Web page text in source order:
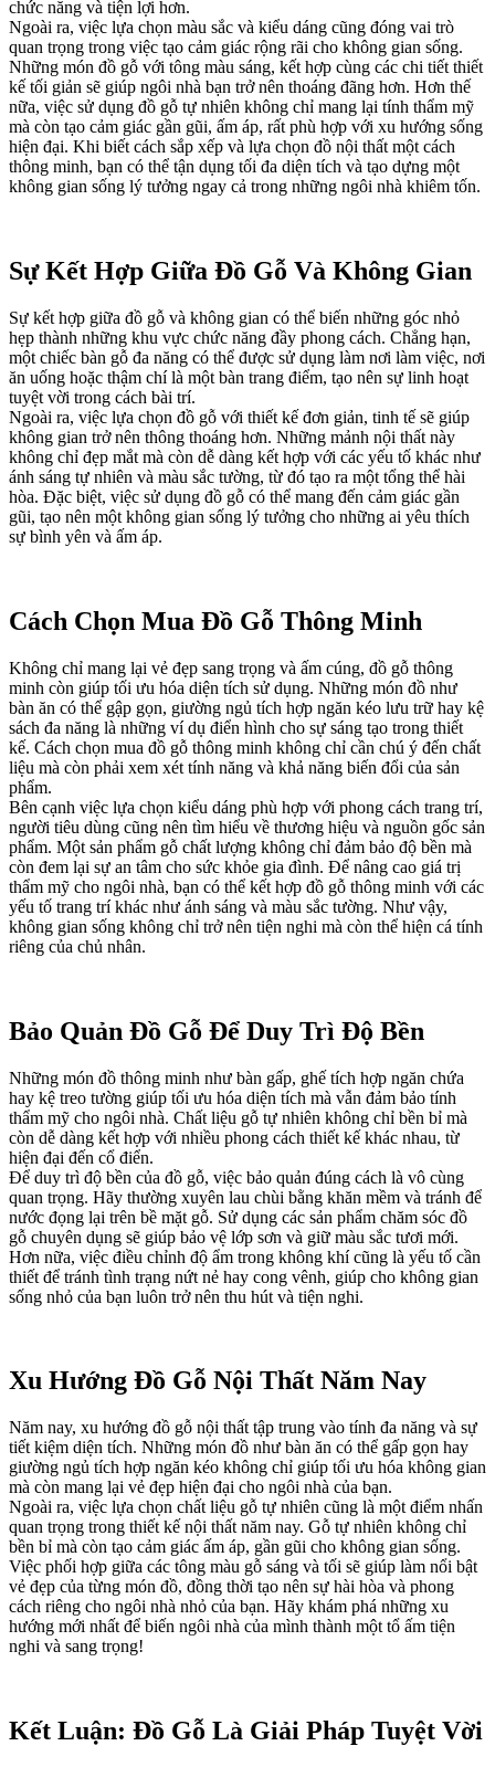
chức năng và tiện lợi hơn.
Ngoài ra, việc lựa chọn màu sắc và kiểu dáng cũng đóng vai trò
quan trọng trong việc tạo cảm giác rộng rãi cho không gian sống.
Những món đồ gỗ với tông màu sáng, kết hợp cùng các chi tiết thiết
kế tối giản sẽ giúp ngôi nhà bạn trở nên thoáng đãng hơn. Hơn thế
nữa, việc sử dụng đồ gỗ tự nhiên không chỉ mang lại tính thẩm mỹ
mà còn tạo cảm giác gần gũi, ấm áp, rất phù hợp với xu hướng sống
hiện đại. Khi biết cách sắp xếp và lựa chọn đồ nội thất một cách
thông minh, bạn có thể tận dụng tối đa diện tích và tạo dựng một
không gian sống lý tưởng ngay cả trong những ngôi nhà khiêm tốn.
Sự Kết Hợp Giữa Đồ Gỗ Và Không Gian
Sự kết hợp giữa đồ gỗ và không gian có thể biến những góc nhỏ
hẹp thành những khu vực chức năng đầy phong cách. Chẳng hạn,
một chiếc bàn gỗ đa năng có thể được sử dụng làm nơi làm việc, nơi
ăn uống hoặc thậm chí là một bàn trang điểm, tạo nên sự linh hoạt
tuyệt vời trong cách bài trí.
Ngoài ra, việc lựa chọn đồ gỗ với thiết kế đơn giản, tinh tế sẽ giúp
không gian trở nên thông thoáng hơn. Những mảnh nội thất này
không chỉ đẹp mắt mà còn dễ dàng kết hợp với các yếu tố khác như
ánh sáng tự nhiên và màu sắc tường, từ đó tạo ra một tổng thể hài
hòa. Đặc biệt, việc sử dụng đồ gỗ có thể mang đến cảm giác gần
gũi, tạo nên một không gian sống lý tưởng cho những ai yêu thích
sự bình yên và ấm áp.
Cách Chọn Mua Đồ Gỗ Thông Minh
Không chỉ mang lại vẻ đẹp sang trọng và ấm cúng, đồ gỗ thông
minh còn giúp tối ưu hóa diện tích sử dụng. Những món đồ như
bàn ăn có thể gập gọn, giường ngủ tích hợp ngăn kéo lưu trữ hay kệ
sách đa năng là những ví dụ điển hình cho sự sáng tạo trong thiết
kế. Cách chọn mua đồ gỗ thông minh không chỉ cần chú ý đến chất
liệu mà còn phải xem xét tính năng và khả năng biến đổi của sản
phẩm.
Bên cạnh việc lựa chọn kiểu dáng phù hợp với phong cách trang trí,
người tiêu dùng cũng nên tìm hiểu về thương hiệu và nguồn gốc sản
phẩm. Một sản phẩm gỗ chất lượng không chỉ đảm bảo độ bền mà
còn đem lại sự an tâm cho sức khỏe gia đình. Để nâng cao giá trị
thẩm mỹ cho ngôi nhà, bạn có thể kết hợp đồ gỗ thông minh với các
yếu tố trang trí khác như ánh sáng và màu sắc tường. Như vậy,
không gian sống không chỉ trở nên tiện nghi mà còn thể hiện cá tính
riêng của chủ nhân.
Bảo Quản Đồ Gỗ Để Duy Trì Độ Bền
Những món đồ thông minh như bàn gấp, ghế tích hợp ngăn chứa
hay kệ treo tường giúp tối ưu hóa diện tích mà vẫn đảm bảo tính
thẩm mỹ cho ngôi nhà. Chất liệu gỗ tự nhiên không chỉ bền bỉ mà
còn dễ dàng kết hợp với nhiều phong cách thiết kế khác nhau, từ
hiện đại đến cổ điển.
Để duy trì độ bền của đồ gỗ, việc bảo quản đúng cách là vô cùng
quan trọng. Hãy thường xuyên lau chùi bằng khăn mềm và tránh để
nước đọng lại trên bề mặt gỗ. Sử dụng các sản phẩm chăm sóc đồ
gỗ chuyên dụng sẽ giúp bảo vệ lớp sơn và giữ màu sắc tươi mới.
Hơn nữa, việc điều chỉnh độ ẩm trong không khí cũng là yếu tố cần
thiết để tránh tình trạng nứt nẻ hay cong vênh, giúp cho không gian
sống nhỏ của bạn luôn trở nên thu hút và tiện nghi.
Xu Hướng Đồ Gỗ Nội Thất Năm Nay
Năm nay, xu hướng đồ gỗ nội thất tập trung vào tính đa năng và sự
tiết kiệm diện tích. Những món đồ như bàn ăn có thể gấp gọn hay
giường ngủ tích hợp ngăn kéo không chỉ giúp tối ưu hóa không gian
mà còn mang lại vẻ đẹp hiện đại cho ngôi nhà của bạn.
Ngoài ra, việc lựa chọn chất liệu gỗ tự nhiên cũng là một điểm nhấn
quan trọng trong thiết kế nội thất năm nay. Gỗ tự nhiên không chỉ
bền bỉ mà còn tạo cảm giác ấm áp, gần gũi cho không gian sống.
Việc phối hợp giữa các tông màu gỗ sáng và tối sẽ giúp làm nổi bật
vẻ đẹp của từng món đồ, đồng thời tạo nên sự hài hòa và phong
cách riêng cho ngôi nhà nhỏ của bạn. Hãy khám phá những xu
hướng mới nhất để biến ngôi nhà của mình thành một tổ ấm tiện
nghi và sang trọng!
Kết Luận: Đồ Gỗ Là Giải Pháp Tuyệt Vời